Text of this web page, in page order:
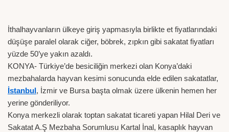
İthalhayvanların ülkeye giriş yapmasıyla birlikte et fiyatlarındaki
düşüşe paralel olarak ciğer, böbrek, zıpkın gibi sakatat fiyatları
yüzde 50’ye yakın azaldı.
KONYA- Türkiye’de besiciliğin merkezi olan Konya’daki
mezbahalarda hayvan kesimi sonucunda elde edilen sakatatlar,
İstanbul, İzmir ve Bursa başta olmak üzere ülkenin hemen her
yerine gönderiliyor.
Konya merkezli olarak toptan sakatat ticareti yapan Hilal Deri ve
Sakatat A.Ş Mezbaha Sorumlusu Kartal İnal, kasaplık hayvan